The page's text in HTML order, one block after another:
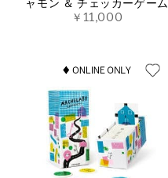
ャモン ＆ チェッカーゲーム
￥11,000